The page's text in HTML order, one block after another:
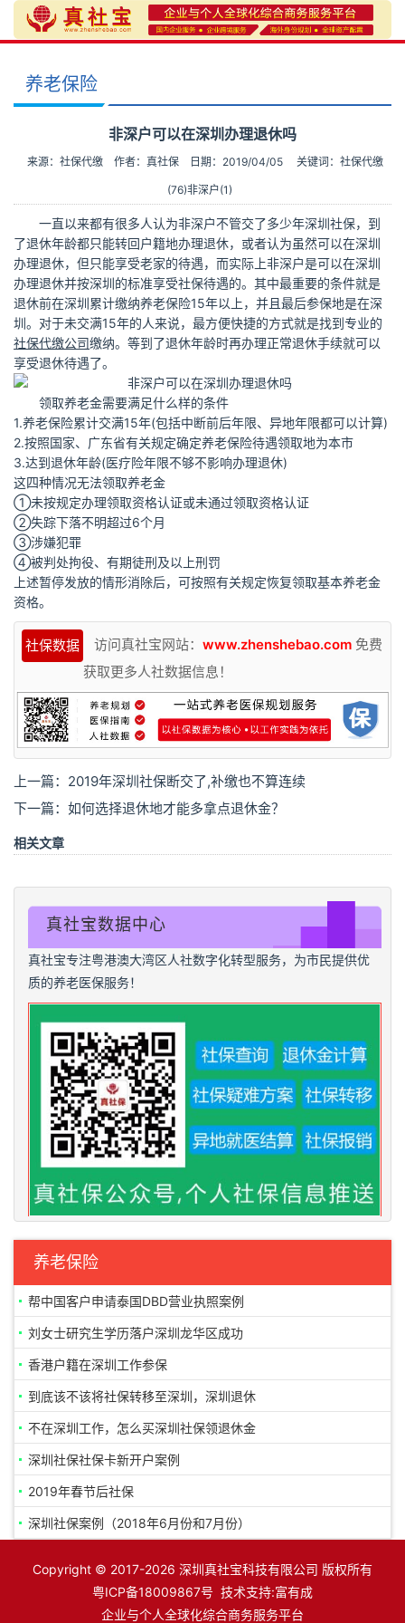
养老保险
非深户可以在深圳办理退休吗
来源：社保代缴 作者：真社保 日期：2019/04/05 关键词： 社保代缴
(76)非深户(1)
一直以来都有很多人认为非深户不管交了多少年深圳社保，到
了退休年龄都只能转回户籍地办理退休，或者认为虽然可以在深圳
办理退休，但只能享受老家的待遇，而实际上非深户是可以在深圳
办理退休并按深圳的标准享受社保待遇的。 其中最重要的条件就是
退休前在深圳累计缴纳养老保险15年以上，并且最后参保地是在深
圳。对于未交满15年的人来说，最方便快捷的方式就是找到专业的
社保代缴公司缴纳。 等到了退休年龄时再办理正常退休手续就可以
享受退休待遇了。
领取养老金需要满足什么样的条件
1.养老保险累计交满15年(包括中断前后年限、异地年限都可以计算)
2.按照国家、广东省有关规定确定养老保险待遇领取地为本市
3.达到退休年龄(医疗险年限不够不影响办理退休)
这四种情况无法领取养老金
①未按规定办理领取资格认证或未通过领取资格认证
②失踪下落不明超过6个月
③涉嫌犯罪
④被判处拘役、有期徒刑及以上刑罚
上述暂停发放的情形消除后，可按照有关规定恢复领取基本养老金
资格。
社保数据 访问真社宝网站： www.zhenshebao.com 免费
获取更多人社数据信息！
上一篇： 2019年深圳社保断交了,补缴也不算连续
下一篇： 如何选择退休地才能多拿点退休金？
相关文章
真社宝数据中心
真社宝专注粤港澳大湾区人社数字化转型服务，为市民提供优
质的养老医保服务！
养老保险
帮中国客户申请泰国DBD营业执照案例
刘女士研究生学历落户深圳龙华区成功
香港户籍在深圳工作参保
到底该不该将社保转移至深圳，深圳退休
不在深圳工作，怎么买深圳社保领退休金
深圳社保社保卡新开户案例
2019年春节后社保
深圳社保案例（2018年6月份和7月份）
Copyright © 2017-2026 深圳真社宝科技有限公司 版权所有
粤ICP备18009867号 技术支持:富有成
企业与个人全球化综合商务服务平台